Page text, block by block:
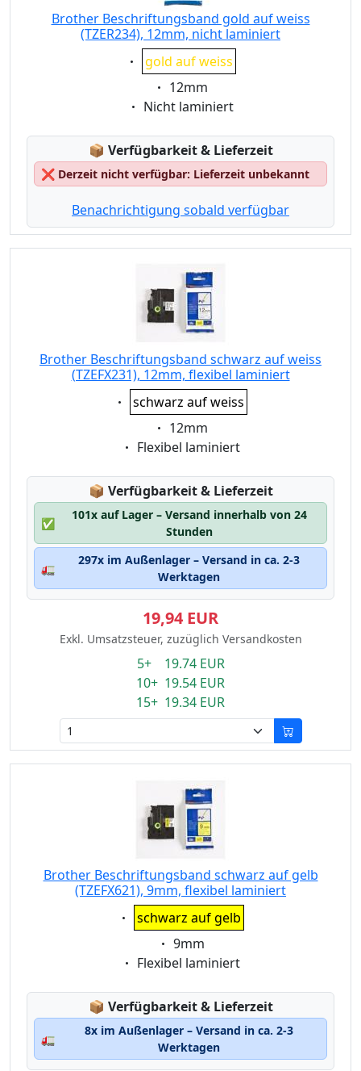
Brother Beschriftungsband gold auf weiss
(TZER234), 12mm, nicht laminiert
Eigenschaft:
gold auf weiss
Eigenschaft:
12mm
Eigenschaft:
Nicht laminiert
📦 Lagerstatus:
Verfügbarkeit & Lieferzeit
❌ Derzeit nicht verfügbar: Lieferzeit unbekannt
Benachrichtigung sobald verfügbar
Brother Beschriftungsband schwarz auf weiss
(TZEFX231), 12mm, flexibel laminiert
Eigenschaft:
schwarz auf weiss
Eigenschaft:
12mm
Eigenschaft:
Flexibel laminiert
📦 Lagerstatus:
Verfügbarkeit & Lieferzeit
✅
101x auf Lager – Versand innerhalb von 24
Stunden
🚛
297x im Außenlager – Versand in ca. 2-3
Werktagen
19,94 EUR
Exkl. Umsatzsteuer, zuzüglich Versandkosten
5+ 19.74 EUR
10+ 19.54 EUR
15+ 19.34 EUR
Brother Beschriftungsband schwarz auf gelb
(TZEFX621), 9mm, flexibel laminiert
Eigenschaft:
schwarz auf gelb
Eigenschaft:
9mm
Eigenschaft:
Flexibel laminiert
📦 Lagerstatus:
Verfügbarkeit & Lieferzeit
🚛
8x im Außenlager – Versand in ca. 2-3
Werktagen